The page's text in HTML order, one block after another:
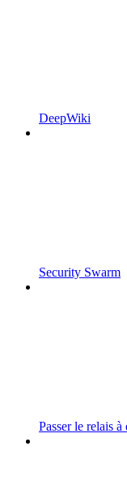
DeepWiki
Security Swarm
Passer le relais